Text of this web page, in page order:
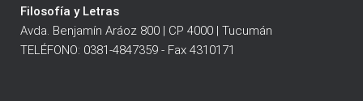
Filosofía y Letras
Avda. Benjamín Aráoz 800 | CP 4000 | Tucumán
TELÉFONO: 0381-4847359 - Fax 4310171